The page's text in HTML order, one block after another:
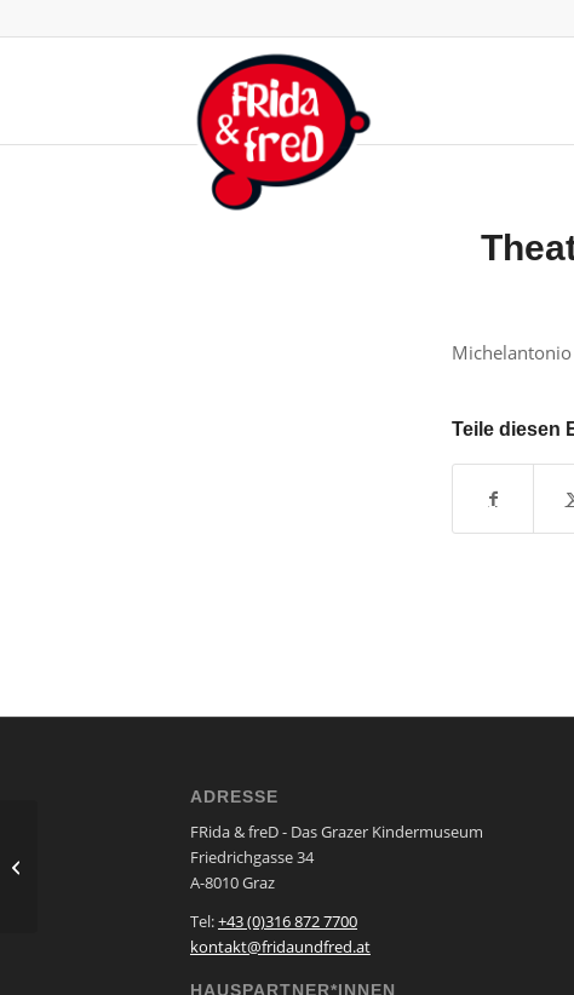
Teile diesen
ADRESSE
FRida & freD - Das Grazer Kindermuseum
Friedrichgasse 34
A-8010 Graz
Tel:+43 (0)316 872 7700
kontakt@fridaundfred.at
HAUSPARTNER*INNEN